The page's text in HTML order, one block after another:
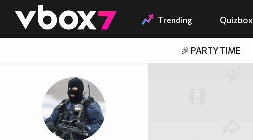
👾 Trending Quizbox
🎉 PARTY TIME